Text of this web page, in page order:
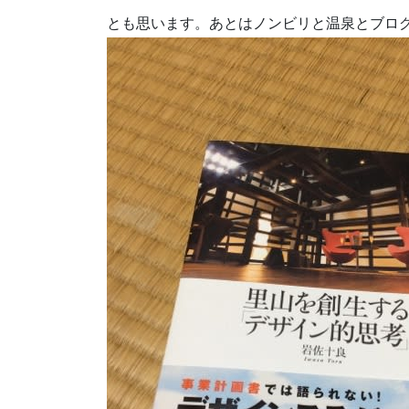
とも思います。あとはノンビリと温泉とブロ